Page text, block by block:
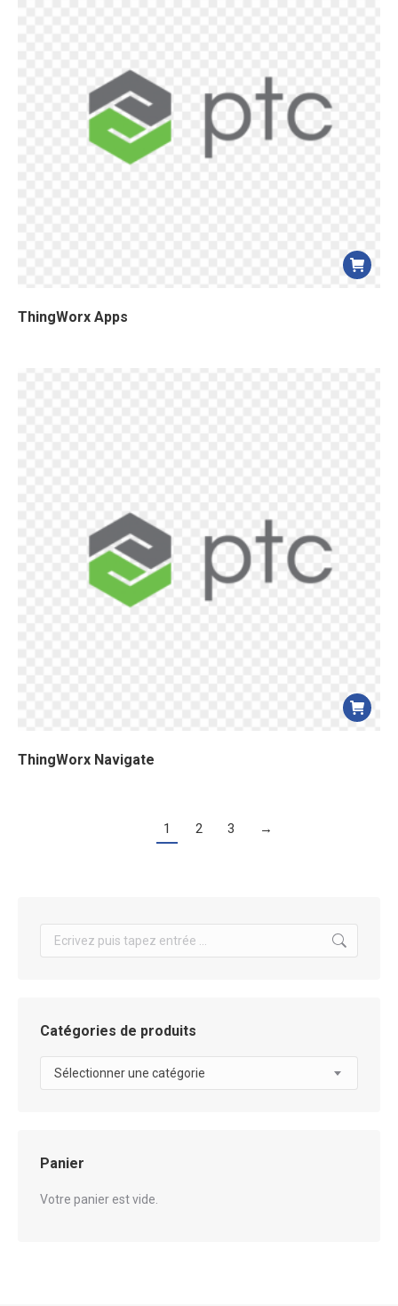
ThingWorx Apps
ThingWorx Navigate
1 2 3 →
Search:
Catégories de produits
Sélectionner une catégorie
Panier
Votre panier est vide.